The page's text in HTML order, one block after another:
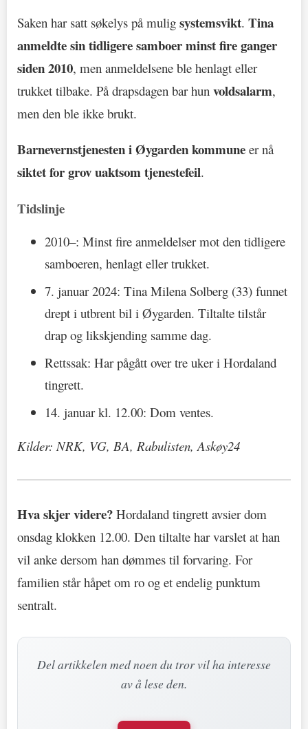
Saken har satt søkelys på mulig systemsvikt. Tina
anmeldte sin tidligere samboer minst fire ganger
siden 2010, men anmeldelsene ble henlagt eller
trukket tilbake. På drapsdagen bar hun voldsalarm,
men den ble ikke brukt.
Barnevernstjenesten i Øygarden kommune er nå
siktet for grov uaktsom tjenestefeil.
Tidslinje
2010–: Minst fire anmeldelser mot den tidligere
samboeren, henlagt eller trukket.
7. januar 2024: Tina Milena Solberg (33) funnet
drept i utbrent bil i Øygarden. Tiltalte tilstår
drap og likskjending samme dag.
Rettssak: Har pågått over tre uker i Hordaland
tingrett.
14. januar kl. 12.00: Dom ventes.
Kilder: NRK, VG, BA, Rabulisten, Askøy24
Hva skjer videre? Hordaland tingrett avsier dom
onsdag klokken 12.00. Den tiltalte har varslet at han
vil anke dersom han dømmes til forvaring. For
familien står håpet om ro og et endelig punktum
sentralt.
Del artikkelen med noen du tror vil ha interesse
av å lese den.